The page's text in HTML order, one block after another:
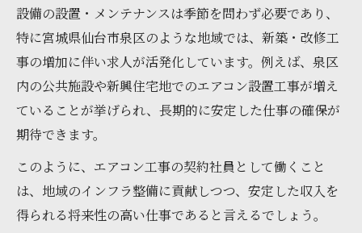
暮らし
泉区のエアコン工事契約社員募集に適した
人材像
仕事内容を知って安心して応募するために
エアコン工事契約社員募集の主な仕事内容
を解説
現場で求められるエアコン工事契約社員募
集の役割
エアコン工事契約社員募集で経験できる仕
設備の設置・メンテナンスは季節を問わず必要であり、
特に宮城県仙台市泉区のような地域では、新築・改修工
事の増加に伴い求人が活発化しています。例えば、泉区
内の公共施設や新興住宅地でのエアコン設置工事が増え
ていることが挙げられ、長期的に安定した仕事の確保が
期待できます。
このように、エアコン工事の契約社員として働くこと
は、地域のインフラ整備に貢献しつつ、安定した収入を
得られる将来性の高い仕事であると言えるでしょう。